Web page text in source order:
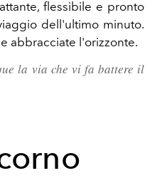
flessibile e pronto
dell'ultimo minuto.
abbracciate l'orizzonte.
la via che vi fa battere il